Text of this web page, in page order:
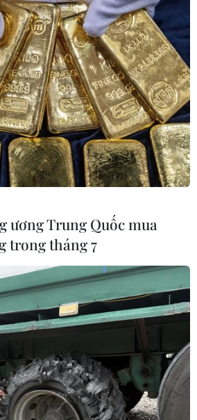
Nam-Campuchia tăng
vệ biên giới
Việt Nam-Campuchia quyết
và tạo điều kiện thuận lợi cho
trên thực địa sớm hoàn thành
chính phủ hai nước.
ương Trung Quốc mua
trong tháng 7